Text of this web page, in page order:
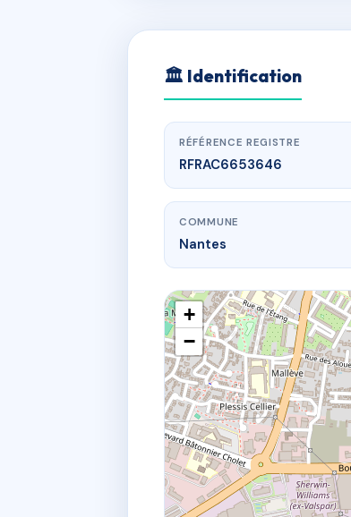
🏛 Identification
RÉFÉRENCE REGISTRE
RFRAC6653646
COMMUNE
Nantes
+
−